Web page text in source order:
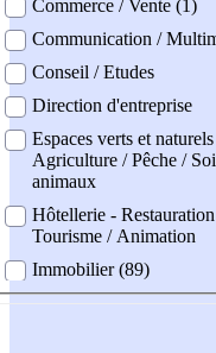
Commerce / Vente (1)
Communication /
Conseil / Etudes
Direction d'entreprise
Espaces verts et
Agriculture / Pêche /
animaux
Hôtellerie -
Tourisme / Animation
Immobilier (89)